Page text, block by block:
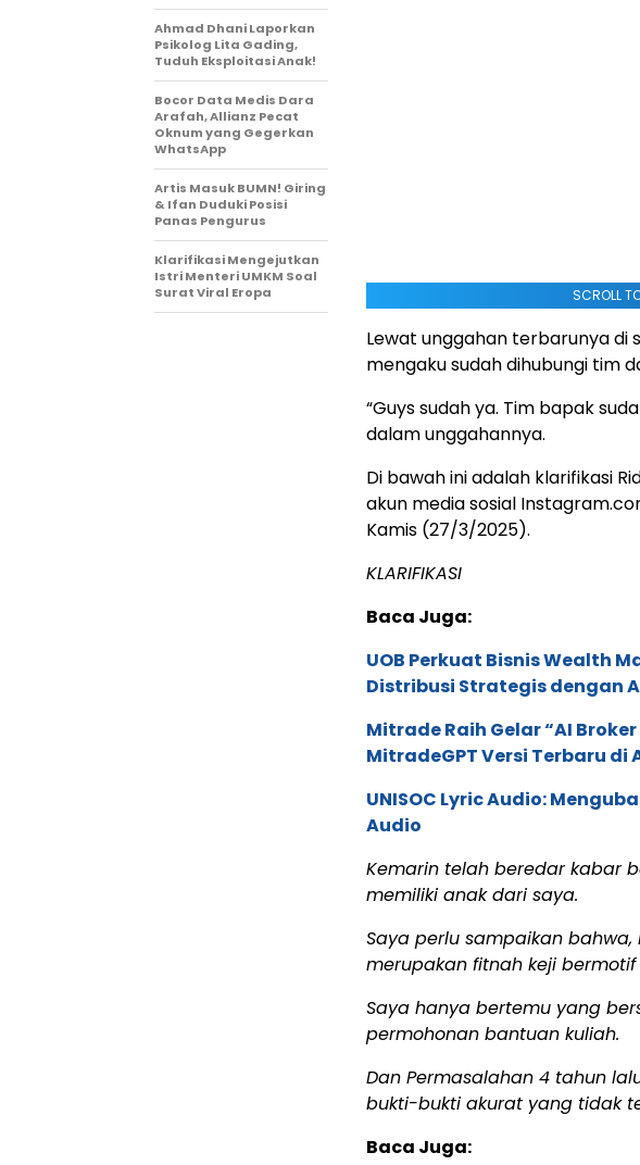
SCROLL
Lewat unggahan terbarunya di
mengaku sudah dihubungi tim
“Guys sudah ya. Tim bapak
dalam unggahannya.
Di bawah ini adalah klarifikasi
akun media sosial
Kamis (27/3/2025).
KLARIFIKASI
Baca Juga:
UOB Perkuat Bisnis Wealth
Distribusi Strategis dengan
Mitrade Raih Gelar “AI
MitradeGPT Versi Terbaru di
UNISOC Lyric Audio:
Audio
Kemarin telah beredar kabar
memiliki anak dari saya.
Saya perlu sampaikan
merupakan fitnah keji
Saya hanya bertemu yang
permohonan bantuan kuliah.
Dan Permasalahan 4 tahun
bukti-bukti akurat yang tidak
Baca Juga:
Ahmad Dhani Laporkan
Psikolog Lita Gading,
Tuduh Eksploitasi Anak!
Bocor Data Medis Dara
Arafah, Allianz Pecat
Oknum yang Gegerkan
WhatsApp
Artis Masuk BUMN! Giring
& Ifan Duduki Posisi
Panas Pengurus
Klarifikasi Mengejutkan
Istri Menteri UMKM Soal
Surat Viral Eropa